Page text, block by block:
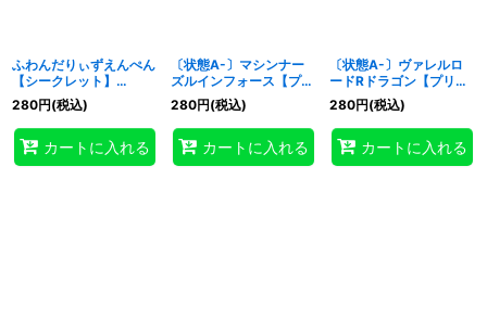
ふわんだりぃずえんぺん
【シークレット】
{BODE-JP017}《モンス
ター》
280円(税込)
カートに入れる
〔状態A-〕マシンナー
ズルインフォース【プリ
ズマティックシークレッ
ト】{BODE-JP028}
《モンスター》
280円(税込)
カートに入れる
〔状態A-〕ヴァレルロ
ードRドラゴン【プリズ
マティックシークレッ
ト】{BODE-JP036}
《儀式》
280円(税込)
カートに入れる